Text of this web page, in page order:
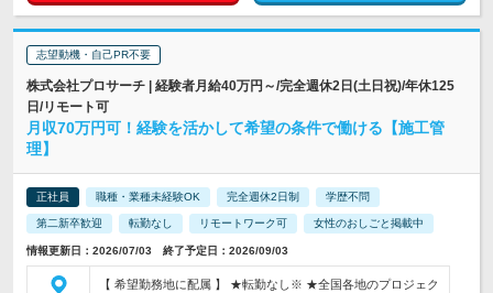
志望動機・自己PR不要
株式会社プロサーチ | 経験者月給40万円～/完全週休2日(土日祝)/年休125
日/リモート可
月収70万円可！経験を活かして希望の条件で働ける【施工管
理】
正社員 職種・業種未経験OK 完全週休2日制 学歴不問
第二新卒歓迎 転勤なし リモートワーク可 女性のおしごと掲載中
情報更新日：2026/07/03 終了予定日：2026/09/03
【 希望勤務地に配属 】 ★転勤なし※ ★全国各地のプロジェク